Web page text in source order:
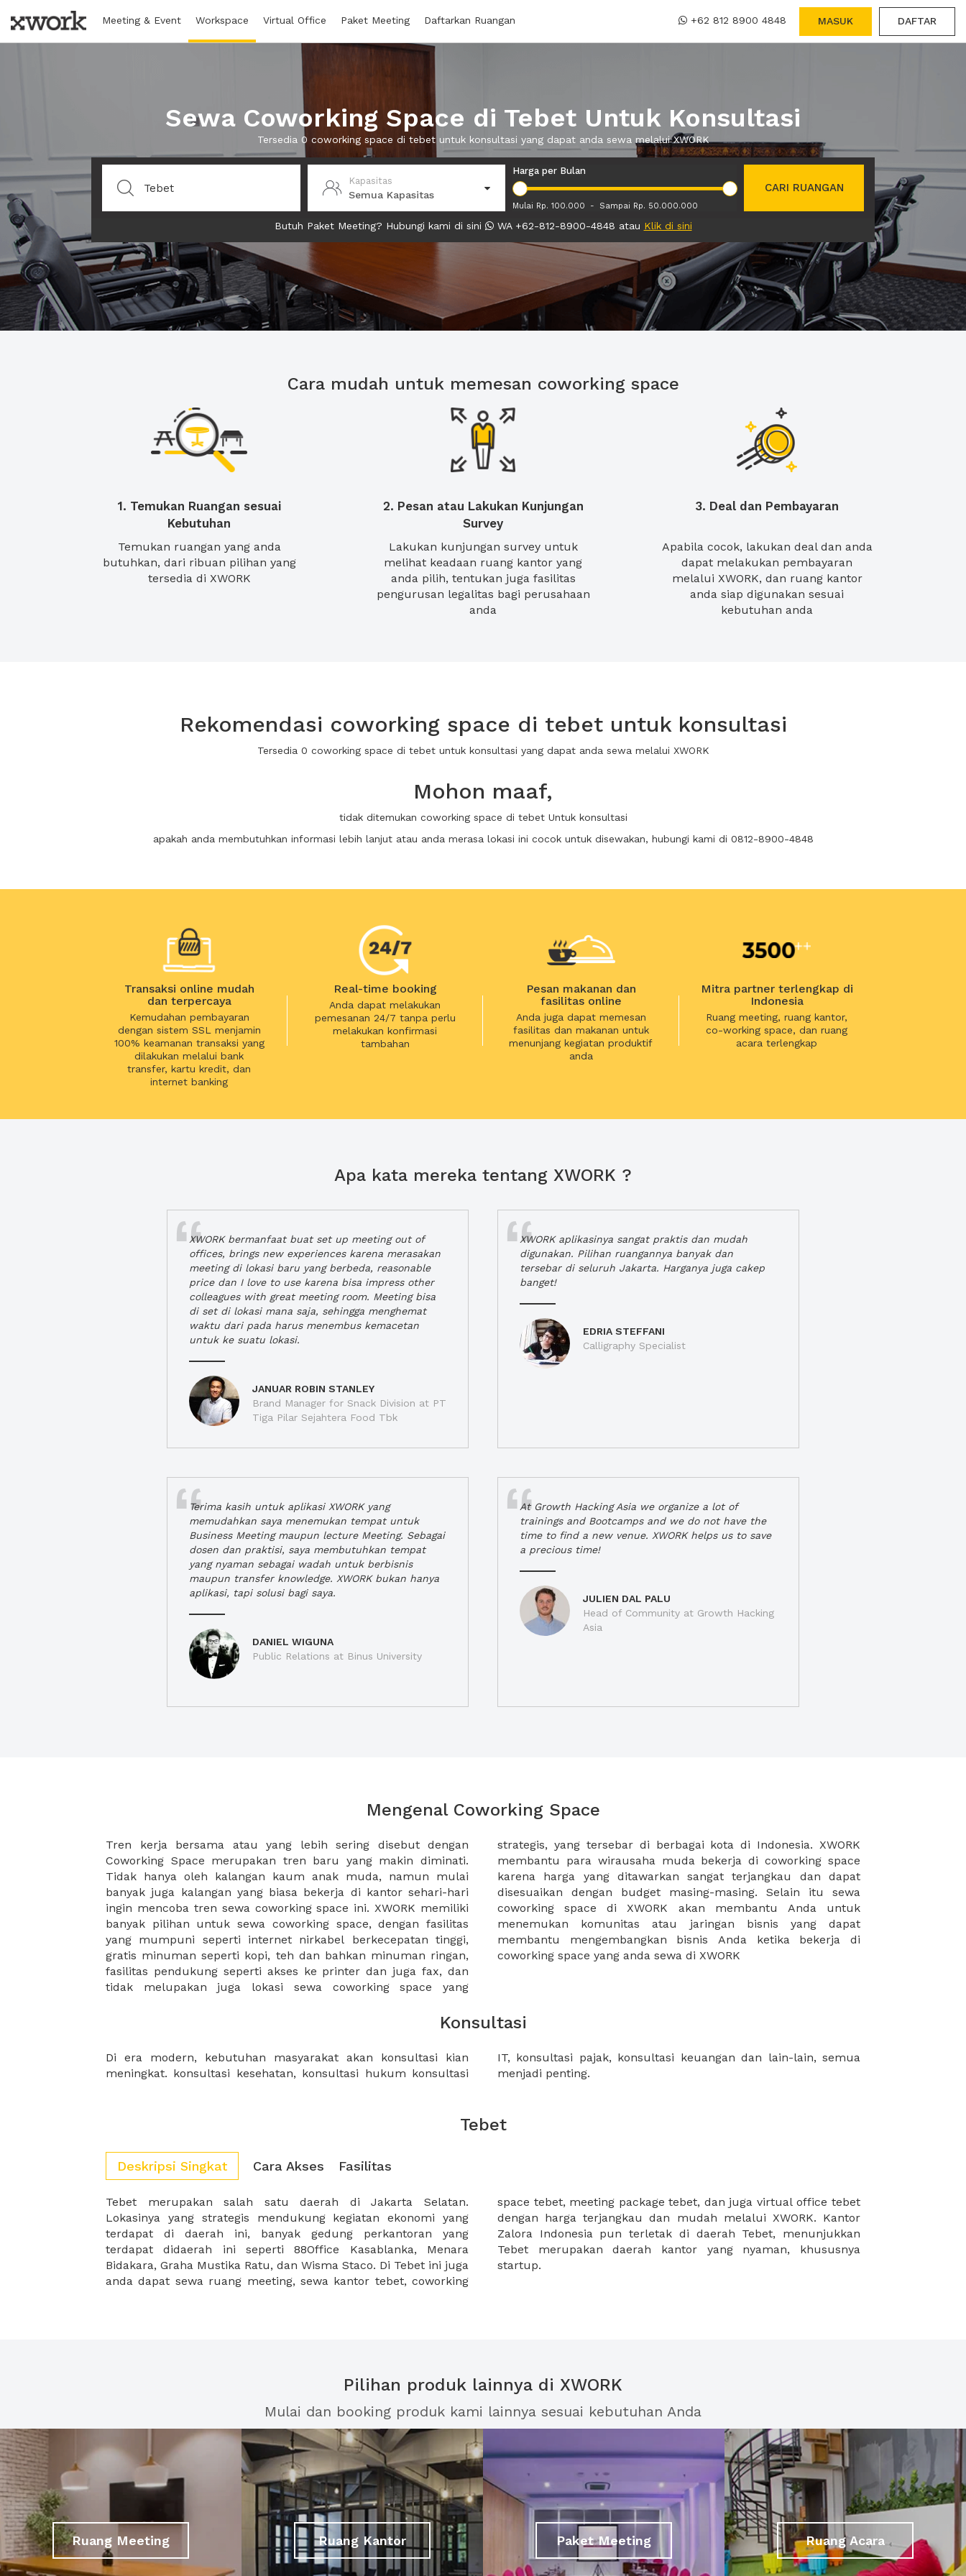
Meeting & Event Workspace Virtual Office Paket Meeting Daftarkan Ruangan +62 812 8900 4848 MASUK DAFTAR
Sewa Coworking Space di Tebet Untuk Konsultasi
Tersedia 0 coworking space di tebet untuk konsultasi yang dapat anda sewa melalui XWORK
Kapasitas
Semua Kapasitas
Harga per Bulan
Mulai Rp. 100.000 - Sampai Rp. 50.000.000
CARI RUANGAN
Butuh Paket Meeting? Hubungi kami di sini WA +62-812-8900-4848 atau Klik di sini
Cara mudah untuk memesan coworking space
1. Temukan Ruangan sesuai
Kebutuhan
Temukan ruangan yang anda
butuhkan, dari ribuan pilihan yang
tersedia di XWORK
2. Pesan atau Lakukan Kunjungan
Survey
Lakukan kunjungan survey untuk
melihat keadaan ruang kantor yang
anda pilih, tentukan juga fasilitas
pengurusan legalitas bagi perusahaan
anda
3. Deal dan Pembayaran
Apabila cocok, lakukan deal dan anda
dapat melakukan pembayaran
melalui XWORK, dan ruang kantor
anda siap digunakan sesuai
kebutuhan anda
Rekomendasi coworking space di tebet untuk konsultasi
Tersedia 0 coworking space di tebet untuk konsultasi yang dapat anda sewa melalui XWORK
Mohon maaf,
tidak ditemukan coworking space di tebet Untuk konsultasi
apakah anda membutuhkan informasi lebih lanjut atau anda merasa lokasi ini cocok untuk disewakan, hubungi kami di 0812-8900-4848
Transaksi online mudah
dan terpercaya
Kemudahan pembayaran
dengan sistem SSL menjamin
100% keamanan transaksi yang
dilakukan melalui bank
transfer, kartu kredit, dan
internet banking
Real-time booking
Anda dapat melakukan
pemesanan 24/7 tanpa perlu
melakukan konfirmasi
tambahan
Pesan makanan dan
fasilitas online
Anda juga dapat memesan
fasilitas dan makanan untuk
menunjang kegiatan produktif
anda
Mitra partner terlengkap di
Indonesia
Ruang meeting, ruang kantor,
co-working space, dan ruang
acara terlengkap
Apa kata mereka tentang XWORK ?
XWORK bermanfaat buat set up meeting out of
offices, brings new experiences karena merasakan
meeting di lokasi baru yang berbeda, reasonable
price dan I love to use karena bisa impress other
colleagues with great meeting room. Meeting bisa
di set di lokasi mana saja, sehingga menghemat
waktu dari pada harus menembus kemacetan
untuk ke suatu lokasi.
JANUAR ROBIN STANLEY
Brand Manager for Snack Division at PT
Tiga Pilar Sejahtera Food Tbk
XWORK aplikasinya sangat praktis dan mudah
digunakan. Pilihan ruangannya banyak dan
tersebar di seluruh Jakarta. Harganya juga cakep
banget!
EDRIA STEFFANI
Calligraphy Specialist
Terima kasih untuk aplikasi XWORK yang
memudahkan saya menemukan tempat untuk
Business Meeting maupun lecture Meeting. Sebagai
dosen dan praktisi, saya membutuhkan tempat
yang nyaman sebagai wadah untuk berbisnis
maupun transfer knowledge. XWORK bukan hanya
aplikasi, tapi solusi bagi saya.
DANIEL WIGUNA
Public Relations at Binus University
At Growth Hacking Asia we organize a lot of
trainings and Bootcamps and we do not have the
time to find a new venue. XWORK helps us to save
a precious time!
JULIEN DAL PALU
Head of Community at Growth Hacking
Asia
Mengenal Coworking Space
Tren kerja bersama atau yang lebih sering disebut dengan
Coworking Space merupakan tren baru yang makin diminati.
Tidak hanya oleh kalangan kaum anak muda, namun mulai
banyak juga kalangan yang biasa bekerja di kantor sehari-hari
ingin mencoba tren sewa coworking space ini. XWORK memiliki
banyak pilihan untuk sewa coworking space, dengan fasilitas
yang mumpuni seperti internet nirkabel berkecepatan tinggi,
gratis minuman seperti kopi, teh dan bahkan minuman ringan,
fasilitas pendukung seperti akses ke printer dan juga fax, dan
tidak melupakan juga lokasi sewa coworking space yang
strategis, yang tersebar di berbagai kota di Indonesia. XWORK
membantu para wirausaha muda bekerja di coworking space
karena harga yang ditawarkan sangat terjangkau dan dapat
disesuaikan dengan budget masing-masing. Selain itu sewa
coworking space di XWORK akan membantu Anda untuk
menemukan komunitas atau jaringan bisnis yang dapat
membantu mengembangkan bisnis Anda ketika bekerja di
coworking space yang anda sewa di XWORK
Konsultasi
Di era modern, kebutuhan masyarakat akan konsultasi kian
meningkat. konsultasi kesehatan, konsultasi hukum konsultasi
IT, konsultasi pajak, konsultasi keuangan dan lain-lain, semua
menjadi penting.
Tebet
Deskripsi Singkat Cara Akses Fasilitas
Tebet merupakan salah satu daerah di Jakarta Selatan.
Lokasinya yang strategis mendukung kegiatan ekonomi yang
terdapat di daerah ini, banyak gedung perkantoran yang
terdapat didaerah ini seperti 88Office Kasablanka, Menara
Bidakara, Graha Mustika Ratu, dan Wisma Staco. Di Tebet ini juga
anda dapat sewa ruang meeting, sewa kantor tebet, coworking
space tebet, meeting package tebet, dan juga virtual office tebet
dengan harga terjangkau dan mudah melalui XWORK. Kantor
Zalora Indonesia pun terletak di daerah Tebet, menunjukkan
Tebet merupakan daerah kantor yang nyaman, khususnya
startup.
Pilihan produk lainnya di XWORK
Mulai dan booking produk kami lainnya sesuai kebutuhan Anda
Ruang Meeting Ruang Kantor Paket Meeting Ruang Acara